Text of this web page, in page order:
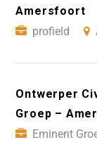
Amersfoort
profield
Ontwerper
Groep –
Eminent